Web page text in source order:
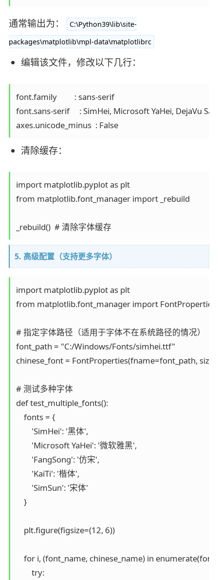
通常输出为：
C:\Python39\lib\site-
packages\matplotlib\mpl-data\matplotlibrc
编辑该文件，修改以下几行：
font.family         : sans-serif
font.sans-serif     : SimHei, Microsoft YaHei, DejaVu
axes.unicode_minus  : False
清除缓存：
import matplotlib.pyplot as plt
from matplotlib.font_manager import _rebuild
5. 高级配置（支持更多字体）
import matplotlib.pyplot as plt
from matplotlib.font_manager import FontProperties
# 指定字体路径（适用于字体不在系统路径的情况）
font_path = "C:/Windows/Fonts/simhei.ttf"
chinese_font = FontProperties(fname=font_path,
# 测试多种字体
def test_multiple_fonts():
    fonts = {
        'SimHei': '黑体',
        'Microsoft YaHei': '微软雅黑',
        'FangSong': '仿宋',
        'KaiTi': '楷体',
        'SimSun': '宋体'
    }
    plt.figure(figsize=(12, 6))
for i, (font_name, chinese_name) in
        try: